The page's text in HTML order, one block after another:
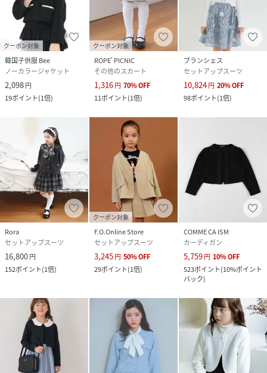
クーポン対象
韓国子供服 Bee
ノーカラージャケット
2,098円
19ポイント(1倍)
クーポン対象
ROPE' PICNIC
その他のスカート
1,316円 70%OFF
11ポイント(1倍)
ブランシェス
セットアップスーツ
10,824円 20%OFF
98ポイント(1倍)
Rora
セットアップスーツ
16,800円
152ポイント(1倍)
クーポン対象
F.O.Online Store
セットアップスーツ
3,245円 50%OFF
29ポイント(1倍)
COMME CA ISM
カーディガン
5,759円 10%OFF
523ポイント(10%ポイント
バック)